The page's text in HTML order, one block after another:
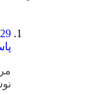
:
مرسی